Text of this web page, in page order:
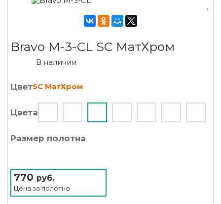
Bravo M-3-CL SC МатХром
В наличии
ЦветSC МатХром
Цвета
Размер полотна
770 руб.
Цена за полотно